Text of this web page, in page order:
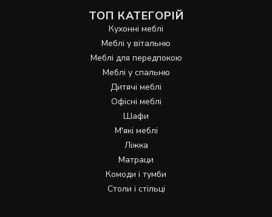
ТОП КАТЕГОРІЙ
Кухонні меблі
Меблі у вітальню
Меблі для передпокою
Меблі у спальню
Дитячі меблі
Офісні меблі
Шафи
М'які меблі
Ліжка
Матраци
Комоди і тумби
Столи і стільці